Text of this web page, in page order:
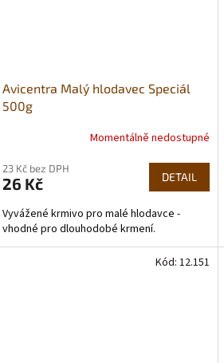
Avicentra Malý hlodavec Speciál
500g
produktu
je
z
5
hvězdiček.
Momentálně nedostupné
23 Kč bez DPH
26 Kč DETAIL
Vyvážené krmivo pro malé hlodavce -
vhodné pro dlouhodobé krmení.
Kód: 12.151